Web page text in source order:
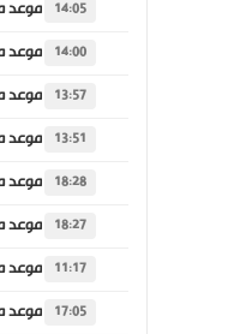
14:05
14:00
13:57
13:51
18:28
18:27
11:17
17:05